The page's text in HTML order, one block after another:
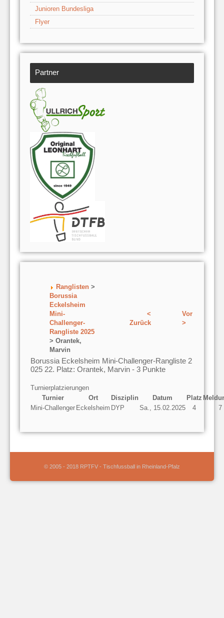
Junioren Bundesliga
Flyer
Partner
Ranglisten >
Borussia
Eckelsheim
Mini-
Challenger-
Rangliste 2025
> Orantek,
Marvin
<
Zurück
Vor
>
Borussia Eckelsheim Mini-Challenger-Rangliste 2
025 22. Platz: Orantek, Marvin - 3 Punkte
Turnierplatzierungen
Turnier
Ort Disziplin Datum Platz
Mini-Challenger Eckelsheim DYP Sa., 15.02.2025 4 7
© 2005 - 2018 RPTFV - Tischfussball in Rheinland-Pfalz